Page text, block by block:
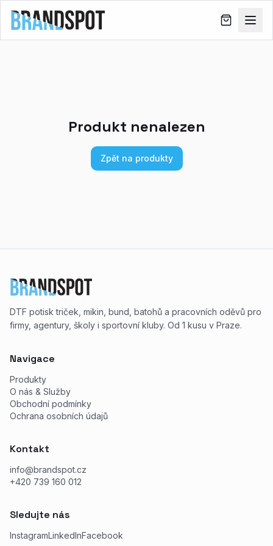
Produkt nenalezen
Zpět na produkty
DTF potisk triček, mikin, bund, batohů a pracovních oděvů pro
firmy, agentury, školy i sportovní kluby. Od 1 kusu v Praze.
Navigace
Produkty
O nás & Služby
Obchodní podmínky
Ochrana osobních údajů
Kontakt
info@brandspot.cz
+420 739 160 012
Sledujte nás
InstagramLinkedInFacebook